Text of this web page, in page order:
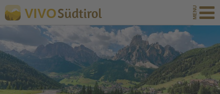
VIVOSüdtirol